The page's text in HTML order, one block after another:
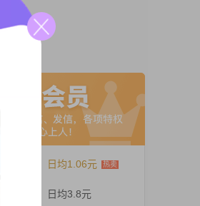
日均1.06元
日均3.8元